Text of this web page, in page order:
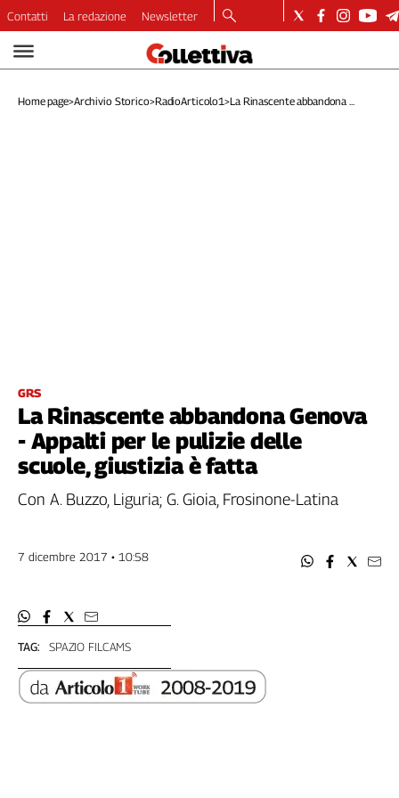
Video
Dirette
Filcams
Filctem
Filt
Fiom
Nidil
Slc
Inca
Contatti La redazione Newsletter
Home page>Archivio Storico>RadioArticolo1>La Rinascente abbandona ...
GRS
La Rinascente abbandona Genova
- Appalti per le pulizie delle
scuole, giustizia è fatta
Con A. Buzzo, Liguria; G. Gioia, Frosinone-Latina
7 dicembre 2017 • 10:58
TAG: SPAZIO FILCAMS